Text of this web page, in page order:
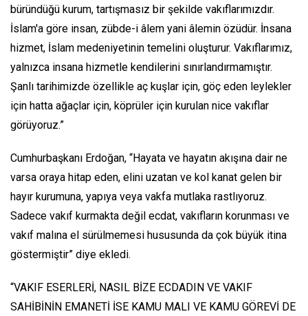
büründüğü kurum, tartışmasız bir şekilde vakıflarımızdır.
İslam'a göre insan, zübde-i âlem yani âlemin özüdür. İnsana
hizmet, İslam medeniyetinin temelini oluşturur. Vakıflarımız,
yalnızca insana hizmetle kendilerini sınırlandırmamıştır.
Şanlı tarihimizde özellikle aç kuşlar için, göç eden leylekler
için hatta ağaçlar için, köprüler için kurulan nice vakıflar
görüyoruz.”
Cumhurbaşkanı Erdoğan, “Hayata ve hayatın akışına dair ne
varsa oraya hitap eden, elini uzatan ve kol kanat gelen bir
hayır kurumuna, yapıya veya vakfa mutlaka rastlıyoruz.
Sadece vakıf kurmakta değil ecdat, vakıfların korunması ve
vakıf malına el sürülmemesi hususunda da çok büyük itina
göstermiştir” diye ekledi.
“VAKIF ESERLERİ, NASIL BİZE ECDADIN VE VAKIF
SAHİBİNİN EMANETİ İSE KAMU MALI VE KAMU GÖREVİ DE